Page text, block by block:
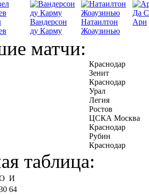
Вандерсон
ду Карму
Натаилтон
Жоаузинью
Да
Ари
матчи:
Краснодар
Зенит
Краснодар
Урал
Легия
Ростов
ЦСКА Москва
Краснодар
Рубин
Краснодар
таблица:
И
64